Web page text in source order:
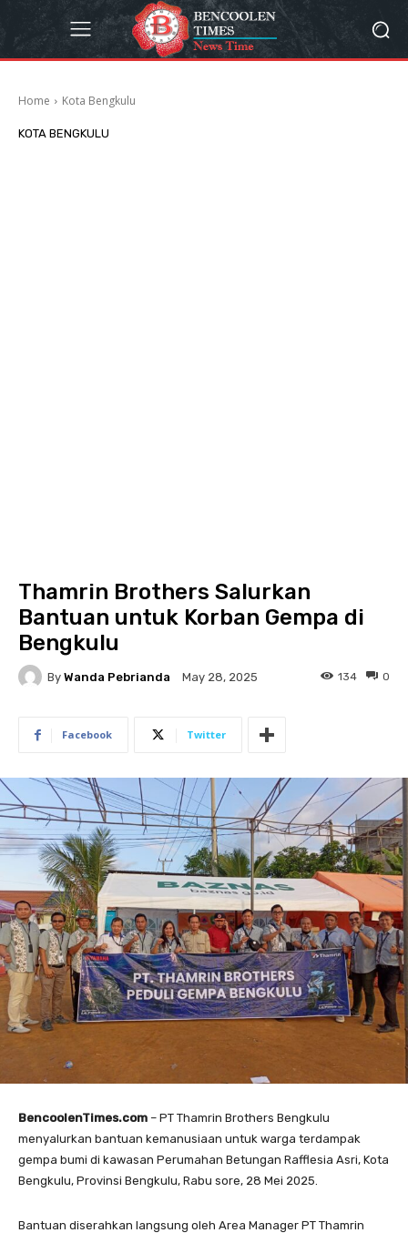
Home Kota Bengkulu
KOTA BENGKULU
Thamrin Brothers Salurkan
Bantuan untuk Korban Gempa di
Bengkulu
By Wanda Pebrianda May 28, 2025 0
134
Facebook Twitter
BencoolenTimes.com – PT Thamrin Brothers Bengkulu
menyalurkan bantuan kemanusiaan untuk warga terdampak
gempa bumi di kawasan Perumahan Betungan Rafflesia Asri, Kota
Bengkulu, Provinsi Bengkulu, Rabu sore, 28 Mei 2025.
Bantuan diserahkan langsung oleh Area Manager PT Thamrin